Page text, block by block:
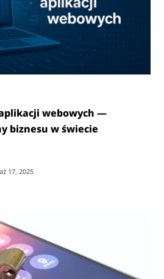
webowych —
biznesu w świecie
17, 2025